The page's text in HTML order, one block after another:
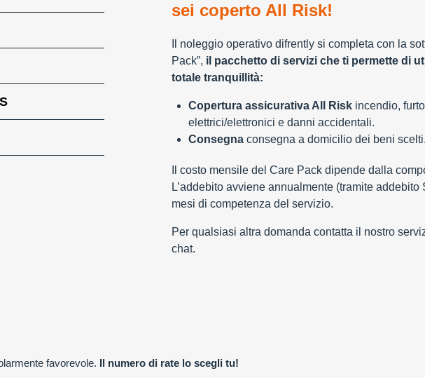
sei coperto All Risk!
Il noleggio operativo difrently si completa con la
Pack”, il pacchetto di servizi che ti permette di
totale tranquillità:
Copertura assicurativa All Riskincendio,
elettrici/elettronici e danni accidentali.
Consegnaconsegna a domicilio dei beni scelti.
Il costo mensile del Care Pack dipende dalla
L’addebito avviene annualmente (tramite
mesi di competenza del servizio.
Per qualsiasi altra domanda contatta il nostro
chat.
favorevole. Il numero di rate lo scegli tu!